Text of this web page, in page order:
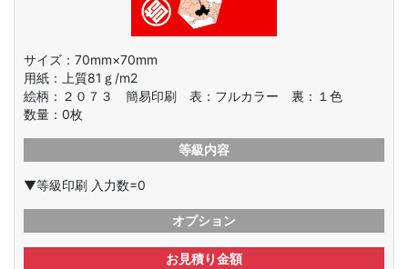
サイズ：70mm×70mm
用紙：上質81ｇ/m2
絵柄： ２０７３ 簡易印刷 表：フルカラー 裏：１色
数量： 0枚
等級内容
▼等級印刷 入力数=0
オプション
お見積り金額